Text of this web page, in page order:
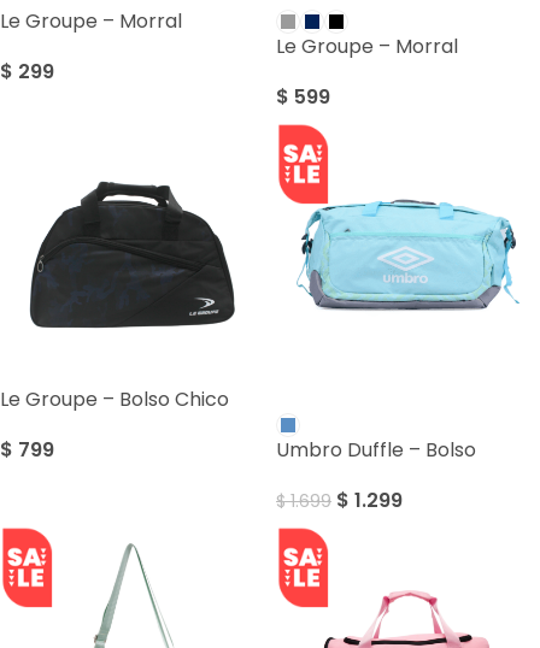
Le Groupe – Morral
$ 299
Le Groupe – Morral
$ 599
Le Groupe – Bolso Chico
$ 799 Umbro Duffle – Bolso
$1.699 $ 1.299